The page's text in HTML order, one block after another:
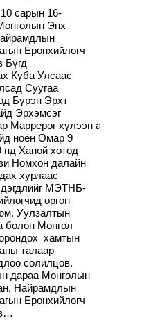
сарын 16-
Энх
Ерөнхийлөгч
Бүгд
Куба Улсаас
Суугаа
Бүрэн Эрхт
Эрхэмсэг
Маррерог хүлээн авч уулзав.
ноён Омар 9
нд Ханой хотод
Номхон далайн
хурлаас
МЭТНБ-
өргөн
Уулзалтын
болон Монгол
хамтын
талаар
солилцов.
дараа Монголын
Найрамдлын
Ерөнхийлөгч